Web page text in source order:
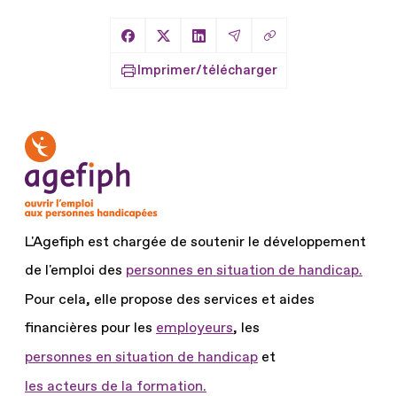
Partager sur Facebook
Partager sur X
Partager sur LinkedIn
Partager par Email
Copier le lien
Imprimer/télécharger
L'Agefiph est chargée de soutenir le développement
de l'emploi des personnes en situation de handicap.
Pour cela, elle propose des services et aides
financières pour les employeurs, les
personnes en situation de handicap et
les acteurs de la formation.